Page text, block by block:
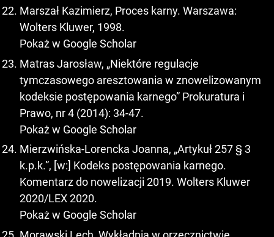
Marszał Kazimierz, Proces karny. Warszawa:
Wolters Kluwer, 1998.
Pokaż w Google Scholar
Matras Jarosław, „Niektóre regulacje
tymczasowego aresztowania w znowelizowanym
kodeksie postępowania karnego” Prokuratura i
Prawo, nr 4 (2014): 34-47.
Pokaż w Google Scholar
Mierzwińska-Lorencka Joanna, „Artykuł 257 § 3
k.p.k.”, [w:] Kodeks postępowania karnego.
Komentarz do nowelizacji 2019. Wolters Kluwer
2020/LEX 2020.
Pokaż w Google Scholar